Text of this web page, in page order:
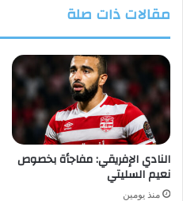
مقالات ذات صلة
النادي الإفريقي: مفاجأة بخصوص
نعيم السليتي
منذ يومين